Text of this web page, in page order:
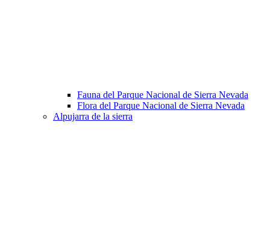
Fauna del Parque Nacional de Sierra Nevada
Flora del Parque Nacional de Sierra Nevada
Alpujarra de la sierra